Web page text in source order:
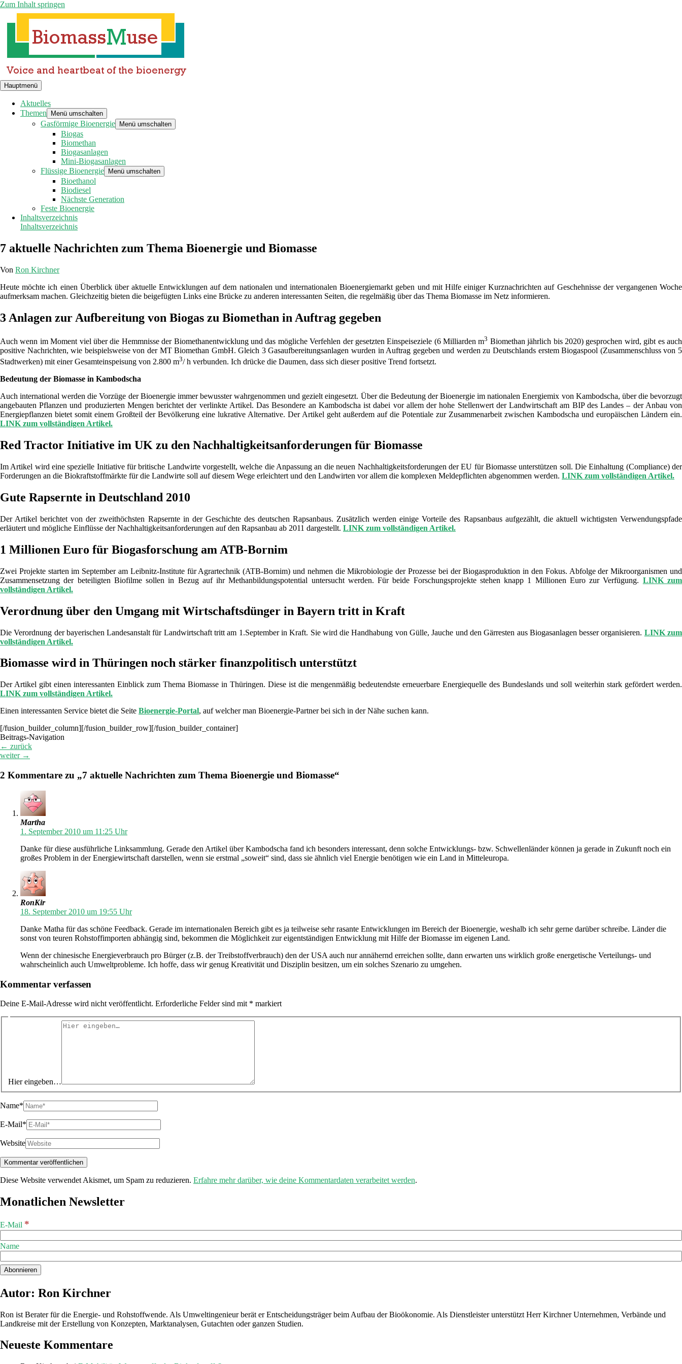
Zum Inhalt springen
Hauptmenü
Aktuelles
Themen
Menü umschalten
Gasförmige Bioenergie Menü umschalten
Biogas
Biomethan
Biogasanlagen
Mini-Biogasanlagen
Flüssige Bioenergie
Menü umschalten
Bioethanol
Biodiesel
Nächste Generation
Feste Bioenergie
Inhaltsverzeichnis
Inhaltsverzeichnis
7 aktuelle Nachrichten zum Thema Bioenergie und Biomasse
Von Ron Kirchner
Heute möchte ich einen Überblick über aktuelle Entwicklungen auf dem nationalen und internationalen Bioenergiemarkt geben und mit Hilfe einiger Kurznachrichten auf Geschehnisse der vergangenen Woche
aufmerksam machen. Gleichzeitig bieten die beigefügten Links eine Brücke zu anderen interessanten Seiten, die regelmäßig über das Thema Biomasse im Netz informieren.
3 Anlagen zur Aufbereitung von Biogas zu Biomethan in Auftrag gegeben
Auch wenn im Moment viel über die Hemmnisse der Biomethanentwicklung und das mögliche Verfehlen der gesetzten Einspeiseziele (6 Milliarden m3 Biomethan jährlich bis 2020) gesprochen wird, gibt es auch
positive Nachrichten, wie beispielsweise von der MT Biomethan GmbH. Gleich 3 Gasaufbereitungsanlagen wurden in Auftrag gegeben und werden zu Deutschlands erstem Biogaspool (Zusammenschluss von 5
Stadtwerken) mit einer Gesamteinspeisung von 2.800 m3/ h verbunden. Ich drücke die Daumen, dass sich dieser positive Trend fortsetzt.
Bedeutung der Biomasse in Kambodscha
Auch international werden die Vorzüge der Bioenergie immer bewusster wahrgenommen und gezielt eingesetzt. Über die Bedeutung der Bioenergie im nationalen Energiemix von Kambodscha, über die bevorzugt
angebauten Pflanzen und produzierten Mengen berichtet der verlinkte Artikel. Das Besondere an Kambodscha ist dabei vor allem der hohe Stellenwert der Landwirtschaft am BIP des Landes – der Anbau von
Energiepflanzen bietet somit einem Großteil der Bevölkerung eine lukrative Alternative. Der Artikel geht außerdem auf die Potentiale zur Zusammenarbeit zwischen Kambodscha und europäischen Ländern ein.
LINK zum vollständigen Artikel.
Red Tractor Initiative im UK zu den Nachhaltigkeitsanforderungen für Biomasse
Im Artikel wird eine spezielle Initiative für britische Landwirte vorgestellt, welche die Anpassung an die neuen Nachhaltigkeitsforderungen der EU für Biomasse unterstützen soll. Die Einhaltung (Compliance) der
Forderungen an die Biokraftstoffmärkte für die Landwirte soll auf diesem Wege erleichtert und den Landwirten vor allem die komplexen Meldepflichten abgenommen werden. LINK zum vollständigen Artikel.
Gute Rapsernte in Deutschland 2010
Der Artikel berichtet von der zweithöchsten Rapsernte in der Geschichte des deutschen Rapsanbaus. Zusätzlich werden einige Vorteile des Rapsanbaus aufgezählt, die aktuell wichtigsten Verwendungspfade
erläutert und mögliche Einflüsse der Nachhaltigkeitsanforderungen auf den Rapsanbau ab 2011 dargestellt. LINK zum vollständigen Artikel.
1 Millionen Euro für Biogasforschung am ATB-Bornim
Zwei Projekte starten im September am Leibnitz-Institute für Agrartechnik (ATB-Bornim) und nehmen die Mikrobiologie der Prozesse bei der Biogasproduktion in den Fokus. Abfolge der Mikroorganismen und
Zusammensetzung der beteiligten Biofilme sollen in Bezug auf ihr Methanbildungspotential untersucht werden. Für beide Forschungsprojekte stehen knapp 1 Millionen Euro zur Verfügung. LINK zum
vollständigen Artikel.
Verordnung über den Umgang mit Wirtschaftsdünger in Bayern tritt in Kraft
Die Verordnung der bayerischen Landesanstalt für Landwirtschaft tritt am 1.September in Kraft. Sie wird die Handhabung von Gülle, Jauche und den Gärresten aus Biogasanlagen besser organisieren. LINK zum
vollständigen Artikel.
Biomasse wird in Thüringen noch stärker finanzpolitisch unterstützt
Der Artikel gibt einen interessanten Einblick zum Thema Biomasse in Thüringen. Diese ist die mengenmäßig bedeutendste erneuerbare Energiequelle des Bundeslands und soll weiterhin stark gefördert werden.
LINK zum vollständigen Artikel.
Einen interessanten Service bietet die Seite Bioenergie-Portal, auf welcher man Bioenergie-Partner bei sich in der Nähe suchen kann.
[/fusion_builder_column][/fusion_builder_row][/fusion_builder_container]
Beitrags-Navigation
← zurück
weiter →
2 Kommentare zu „7 aktuelle Nachrichten zum Thema Bioenergie und Biomasse“
Martha
1. September 2010 um 11:25 Uhr
Danke für diese ausführliche Linksammlung. Gerade den Artikel über Kambodscha fand ich besonders interessant, denn solche Entwicklungs- bzw. Schwellenländer können ja gerade in Zukunft noch ein
großes Problem in der Energiewirtschaft darstellen, wenn sie erstmal „soweit“ sind, dass sie ähnlich viel Energie benötigen wie ein Land in Mitteleuropa.
RonKir
18. September 2010 um 19:55 Uhr
Danke Matha für das schöne Feedback. Gerade im internationalen Bereich gibt es ja teilweise sehr rasante Entwicklungen im Bereich der Bioenergie, weshalb ich sehr gerne darüber schreibe. Länder die
sonst von teuren Rohstoffimporten abhängig sind, bekommen die Möglichkeit zur eigentständigen Entwicklung mit Hilfe der Biomasse im eigenen Land.
Wenn der chinesische Energieverbrauch pro Bürger (z.B. der Treibstoffverbrauch) den der USA auch nur annähernd erreichen sollte, dann erwarten uns wirklich große energetische Verteilungs- und
wahrscheinlich auch Umweltprobleme. Ich hoffe, dass wir genug Kreativität und Disziplin besitzen, um ein solches Szenario zu umgehen.
Kommentar verfassen
Deine E-Mail-Adresse wird nicht veröffentlicht. Erforderliche Felder sind mit * markiert
Hier eingeben…
Name*
E-Mail*
Website
Diese Website verwendet Akismet, um Spam zu reduzieren. Erfahre mehr darüber, wie deine Kommentardaten verarbeitet werden.
Monatlichen Newsletter
E-Mail *
Name
Autor: Ron Kirchner
Ron ist Berater für die Energie- und Rohstoffwende. Als Umweltingenieur berät er Entscheidungsträger beim Aufbau der Bioökonomie. Als Dienstleister unterstützt Herr Kirchner Unternehmen, Verbände und
Landkreise mit der Erstellung von Konzepten, Marktanalysen, Gutachten oder ganzen Studien.
Neueste Kommentare